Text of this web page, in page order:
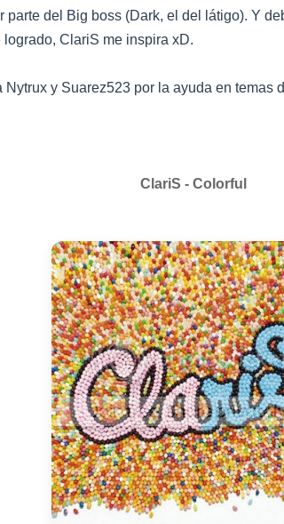
parte del Big boss (Dark, el del látigo). Y
ClariS me inspira xD.
Nytrux y Suarez523 por la ayuda en temas
ClariS - Colorful